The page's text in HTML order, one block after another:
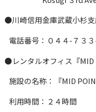
●川崎信用金庫武蔵小杉支
電話番号：０４４-７３３
●レンタルオフィス『MID
施設の名称：『MID
利用時間：２４時間